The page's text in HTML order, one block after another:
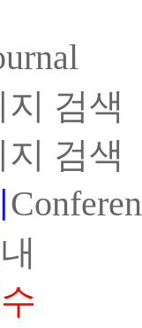
검색
검색